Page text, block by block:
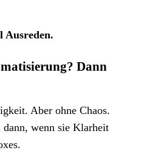
Ausreden.
Dann
Aber ohne Chaos.
wenn sie Klarheit